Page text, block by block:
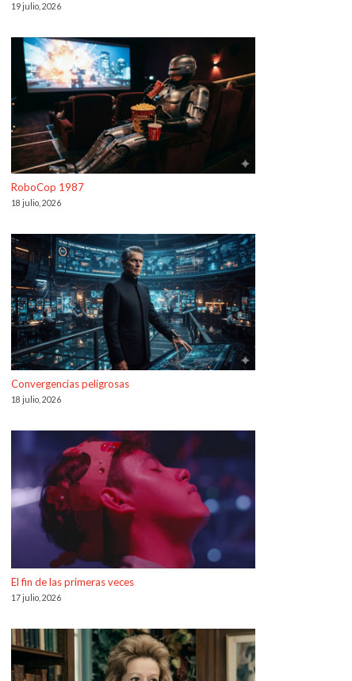
19 julio, 2026
RoboCop 1987
18 julio, 2026
Convergencias peligrosas
18 julio, 2026
El fin de las primeras veces
17 julio, 2026